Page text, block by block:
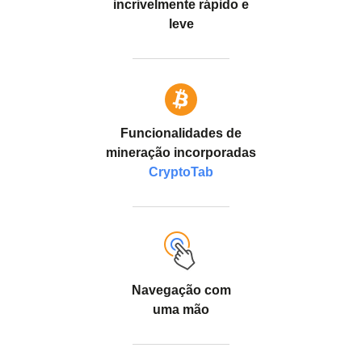
incrivelmente rápido e
leve
Funcionalidades de
mineração incorporadas
CryptoTab
Navegação com
uma mão